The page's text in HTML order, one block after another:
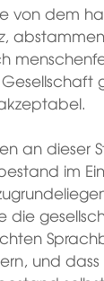
von dem
,
an dieser
im
die
und